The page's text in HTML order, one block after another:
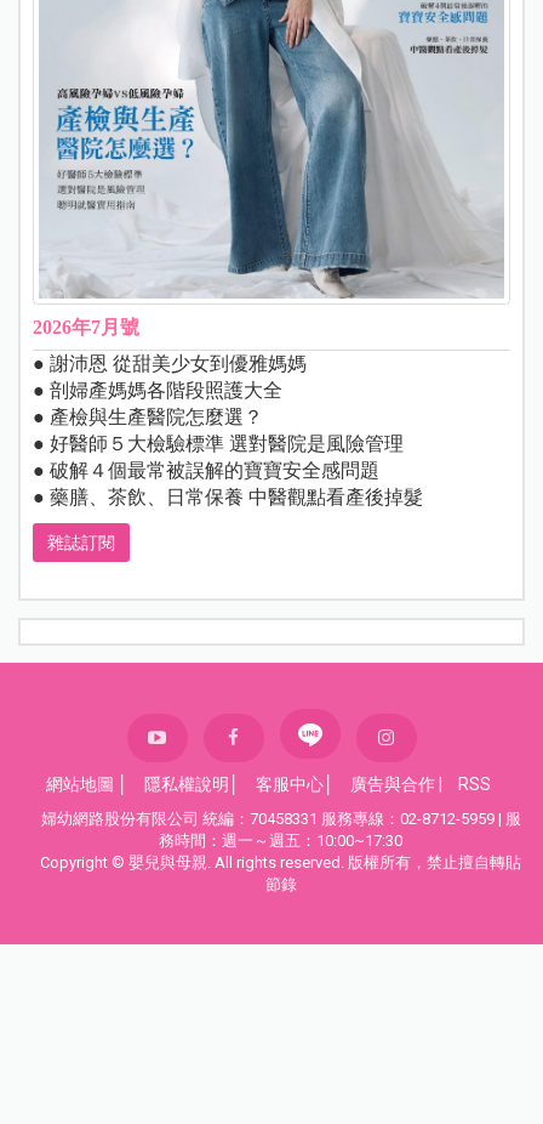
2026年7月號
● 謝沛恩 從甜美少女到優雅媽媽
● 剖婦產媽媽各階段照護大全
● 產檢與生產醫院怎麼選？
● 好醫師５大檢驗標準 選對醫院是風險管理
● 破解４個最常被誤解的寶寶安全感問題
● 藥膳、茶飲、日常保養 中醫觀點看產後掉髮
雜誌訂閱
網站地圖 隱私權說明 客服中心 廣告與合作| RSS
婦幼網路股份有限公司 統編：70458331 服務專線：02-8712-5959 | 服
務時間：週一～週五：10:00~17:30
Copyright © 嬰兒與母親. All rights reserved. 版權所有，禁止擅自轉貼
節錄